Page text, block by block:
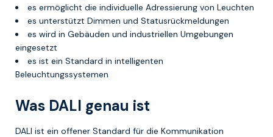
es ermöglicht die individuelle Adressierung von Leuchten
es unterstützt Dimmen und Statusrückmeldungen
es wird in Gebäuden und industriellen Umgebungen
eingesetzt
es ist ein Standard in intelligenten
Beleuchtungssystemen
Was DALI genau ist
DALI ist ein offener Standard für die Kommunikation